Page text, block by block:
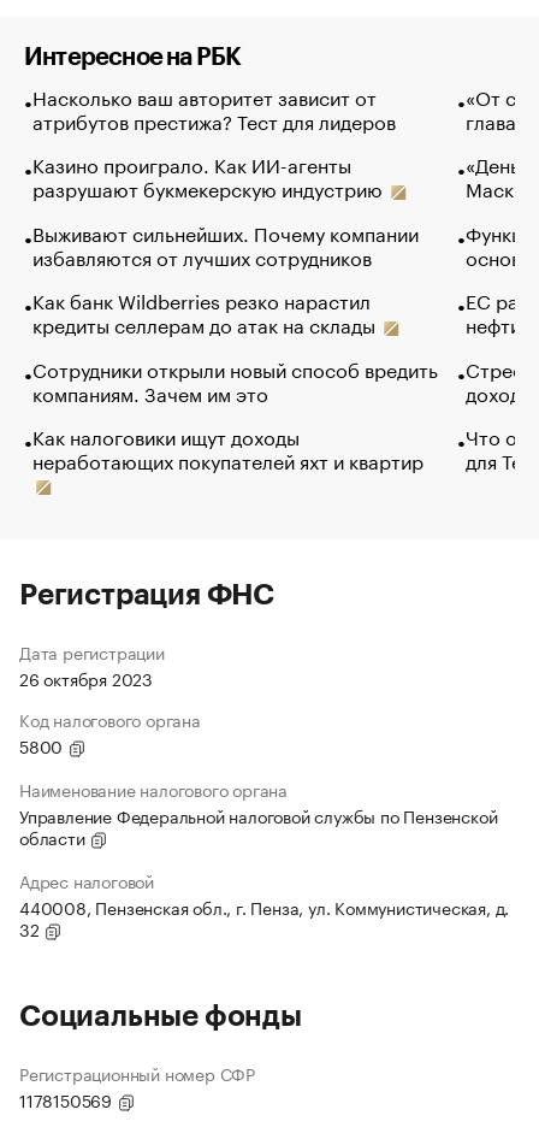
Интересное на РБК
Насколько ваш авторитет зависит от
атрибутов престижа? Тест для лидеров
Казино проиграло. Как ИИ-агенты
разрушают букмекерскую индустрию
Выживают сильнейших. Почему компании
избавляются от лучших сотрудников
Как банк Wildberries резко нарастил
кредиты селлерам до атак на склады
Сотрудники открыли новый способ вредить
компаниям. Зачем им это
Как налоговики ищут доходы
неработающих покупателей яхт и квартир
«От
глава
Маск в
основ
ЕС
нефти
Что
для
Регистрация ФНС
Дата регистрации
26 октября 2023
Код налогового органа
5800
Наименование налогового органа
Управление Федеральной налоговой службы по Пензенской
области
Адрес налоговой
440008, Пензенская обл., г. Пенза, ул. Коммунистическая, д.
32
Социальные фонды
Регистрационный номер СФР
1178150569